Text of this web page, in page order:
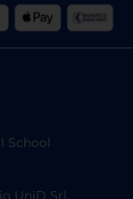
School
UniD Srl,